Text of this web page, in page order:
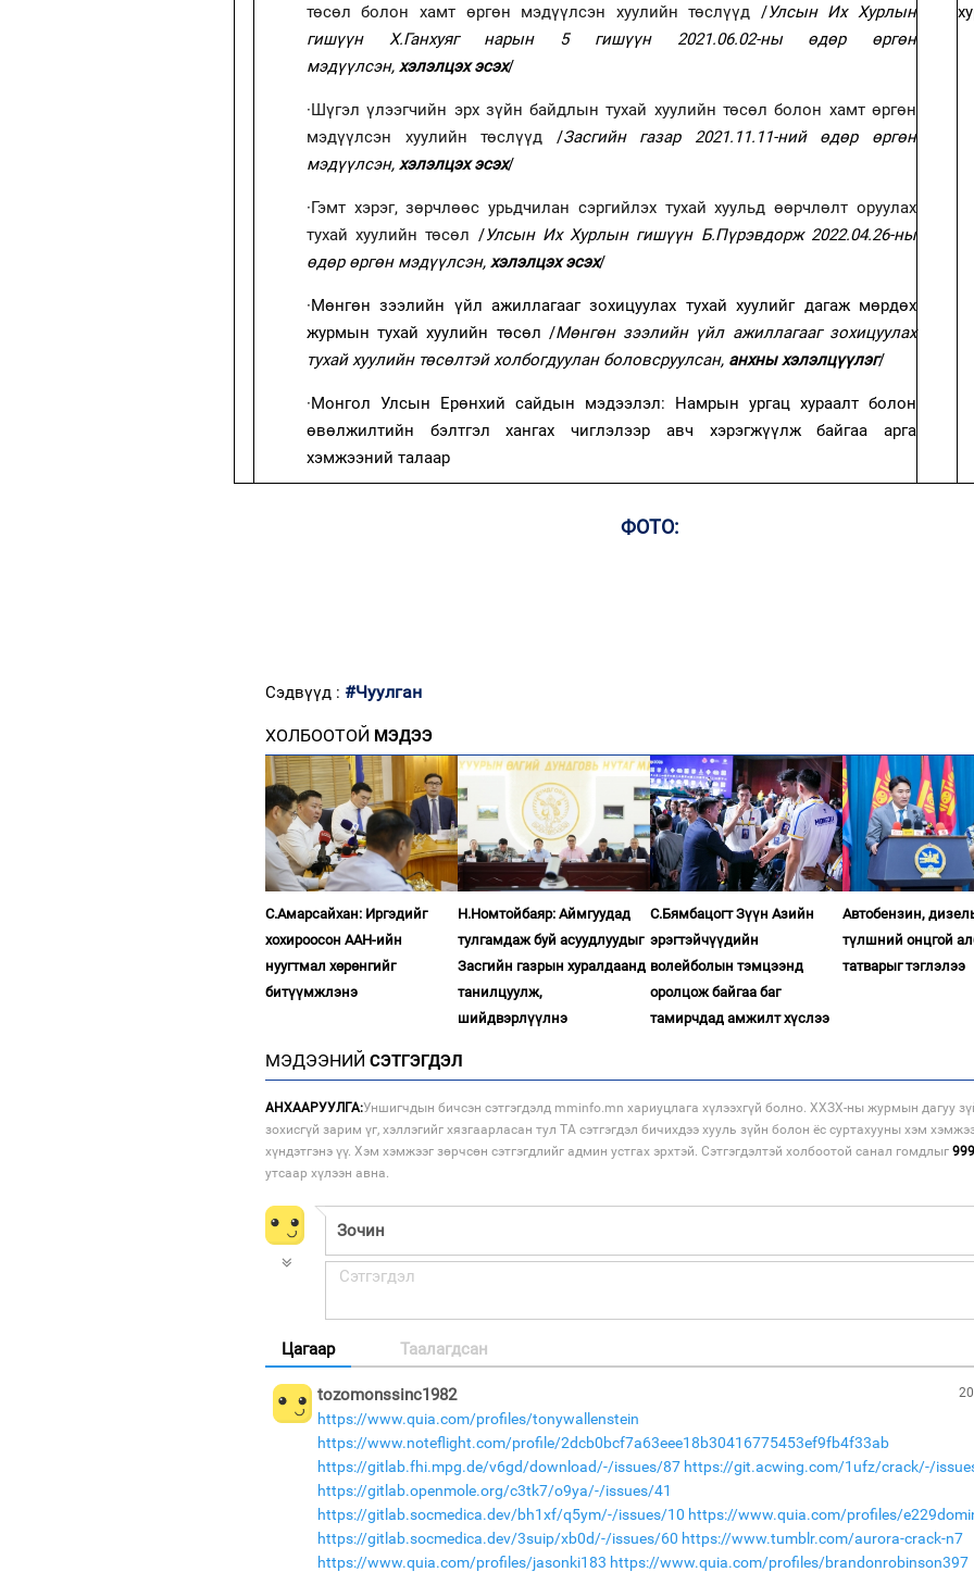
төсөл болон хамт өргөн мэдүүлсэн хуулийн төслүүд /Улсын Их Хурлын
гишүүн Х.Ганхуяг нарын 5 гишүүн 2021.06.02-ны өдөр өргөн
мэдүүлсэн, хэлэлцэх эсэх/
·Шүгэл үлээгчийн эрх зүйн байдлын тухай хуулийн төсөл болон хамт өргөн
мэдүүлсэн хуулийн төслүүд /Засгийн газар 2021.11.11-ний өдөр өргөн
мэдүүлсэн, хэлэлцэх эсэх/
·Гэмт хэрэг, зөрчлөөс урьдчилан сэргийлэх тухай хуульд өөрчлөлт оруулах
тухай хуулийн төсөл /Улсын Их Хурлын гишүүн Б.Пүрэвдорж 2022.04.26-ны
өдөр өргөн мэдүүлсэн, хэлэлцэх эсэх/
·Мөнгөн зээлийн үйл ажиллагааг зохицуулах тухай хуулийг дагаж мөрдөх
журмын тухай хуулийн төсөл /Мөнгөн зээлийн үйл ажиллагааг зохицуулах
тухай хуулийн төсөлтэйхолбогдуулан боловсруулсан, анхны хэлэлцүүлэг/
·Монгол Улсын Ерөнхий сайдын мэдээлэл: Намрын ургац хураалт болон
өвөлжилтийн бэлтгэл хангах чиглэлээр авч хэрэгжүүлж байгаа арга
хэмжээний талаар
ФОТО:
Сэдвүүд : #Чуулган
ХОЛБООТОЙ МЭДЭЭ
С.Амарсайхан: Иргэдийг
хохироосон ААН-ийн
нуугтмал хөрөнгийг
битүүмжлэнэ
Н.Номтойбаяр: Аймгуудад
тулгамдаж буй асуудлуудыг
Засгийн газрын хуралдаанд
танилцуулж,
шийдвэрлүүлнэ
С.Бямбацогт Зүүн Азийн
эрэгтэйчүүдийн
волейболын тэмцээнд
оролцож байгаа баг
тамирчдад амжилт хүслээ
Автобензин,
түлшний онцгой
татварыг тэглэлээ
МЭДЭЭНИЙ СЭТГЭГДЭЛ
АНХААРУУЛГА:Уншигчдын бичсэн сэтгэгдэлд mminfo.mn хариуцлага хүлээхгүй болно. ХХЗХ-ны журмын дагуу
зохисгүй зарим үг, хэллэгийг хязгаарласан тул ТА сэтгэгдэл бичихдээ хууль зүйн болон ёс суртахууны хэм
хүндэтгэнэ үү. Хэм хэмжээг зөрчсөн сэтгэгдлийг админ устгах эрхтэй. Сэтгэгдэлтэй холбоотой санал гомдлыг
утсаар хүлээн авна.
Цагаар Таалагдсан
tozomonssinc1982
https://www.quia.com/profiles/tonywallenstein
https://www.noteflight.com/profile/2dcb0bcf7a63eee18b30416775453ef9fb4f33ab
https://gitlab.fhi.mpg.de/v6gd/download/-/issues/87 https://git.acwing.com/1ufz/crack/-/
https://gitlab.openmole.org/c3tk7/o9ya/-/issues/41
https://gitlab.socmedica.dev/bh1xf/q5ym/-/issues/10 https://www.quia.com/profiles/
https://gitlab.socmedica.dev/3suip/xb0d/-/issues/60 https://www.tumblr.com/aurora-crack-n7
https://www.quia.com/profiles/jasonki183 https://www.quia.com/profiles/brandonrobinson397